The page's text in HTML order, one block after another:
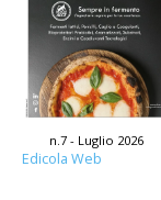
n.7 - Luglio 2026
Edicola Web